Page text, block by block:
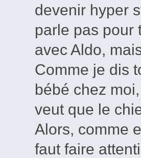
devenir hyper
parle pas pour
avec Aldo,
Comme je dis
bébé chez
veut que le
Alors, comme
faut faire